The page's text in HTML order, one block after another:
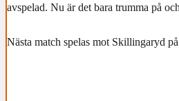
avspelad. Nu är det bara trumma på
Nästa match spelas mot Skillingaryd